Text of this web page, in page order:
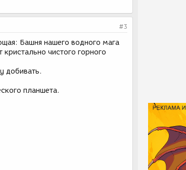
#3
Башня нашего водного мага
чистого горного
добивать.
планшета.